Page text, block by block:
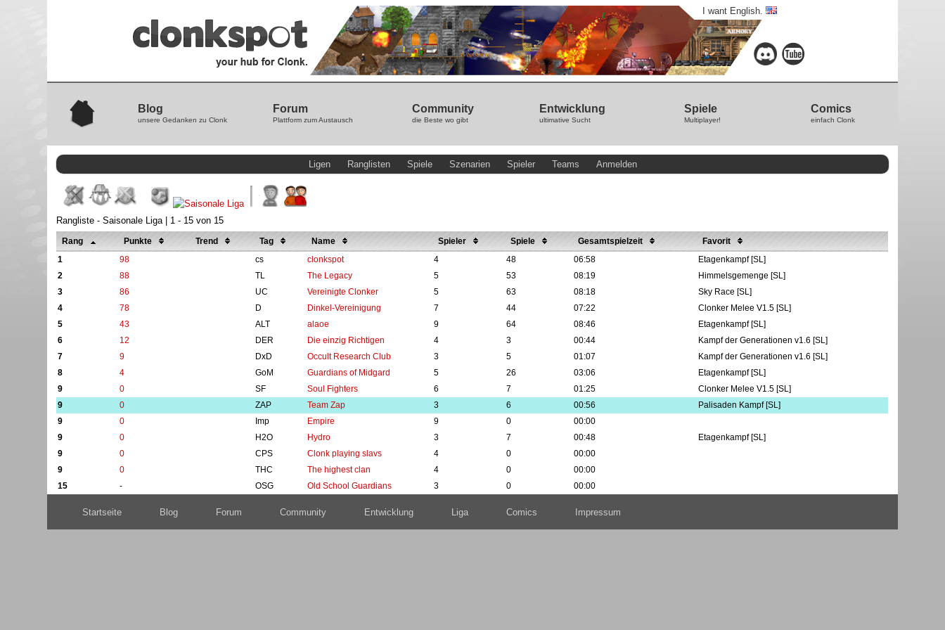
I want English.
Blog
unsere Gedanken zu Clonk
Forum
Plattform zum Austausch
Community
die Beste wo gibt
Entwicklung
ultimative Sucht
Spiele
Multiplayer!
Comics
einfach Clonk
Ligen Ranglisten Spiele Szenarien Spieler Teams Anmelden
Rangliste - Saisonale Liga | 1 - 15 von 15
Rang Punkte Trend Tag Name Spieler Spiele Gesamtspielzeit
Favorit
1
98 cs clonkspot 4 48 06:58
Etagenkampf [SL]
2
88 TL The Legacy 5 53 08:19
Himmelsgemenge [SL]
3
86 UC Vereinigte Clonker 5 63 08:18
Sky Race [SL]
4
78 D Dinkel-Vereinigung 7 44 07:22
Clonker Melee V1.5 [SL]
5
43 ALT alaoe 9 64 08:46
Etagenkampf [SL]
6
12 DER Die einzig Richtigen 4 3 00:44
Kampf der Generationen v1.6 [SL]
7
9 DxD Occult Research Club 3 5 01:07
Kampf der Generationen v1.6 [SL]
8
4 GoM Guardians of Midgard 5 26 03:06
Etagenkampf [SL]
9
0 SF Soul Fighters 6 7 01:25
Clonker Melee V1.5 [SL]
9
0 ZAP Team Zap 3 6 00:56
Palisaden Kampf [SL]
9
0 Imp Empire 9 0
00:00
9
0 H2O Hydro 3 7 00:48
Etagenkampf [SL]
9
0 CPS Clonk playing slavs 4 0
00:00
9
0 THC The highest clan 4 0
00:00
15
- OSG Old School Guardians 3 0 00:00
Startseite Blog Forum Community Entwicklung Liga Comics Impressum